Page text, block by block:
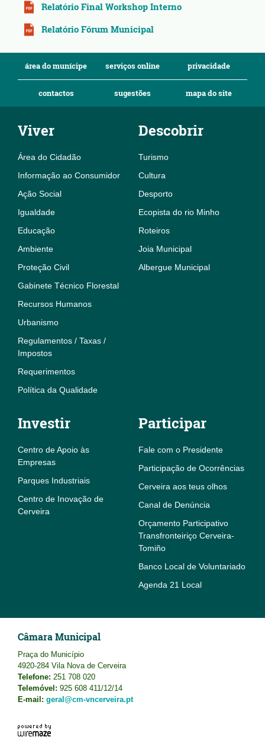
Relatório Final Workshop Interno
Relatório Fórum Municipal
área do munícipe serviços online privacidade
contactos sugestões mapa do site
Viver
Área do Cidadão
Informação ao Consumidor
Ação Social
Igualdade
Educação
Ambiente
Proteção Civil
Gabinete Técnico Florestal
Recursos Humanos
Urbanismo
Regulamentos / Taxas /
Impostos
Requerimentos
Política da Qualidade
Descobrir
Turismo
Cultura
Desporto
Ecopista do rio Minho
Roteiros
Joia Municipal
Albergue Municipal
Investir
Centro de Apoio às
Empresas
Parques Industriais
Centro de Inovação de
Cerveira
Participar
Fale com o Presidente
Participação de Ocorrências
Cerveira aos teus olhos
Canal de Denúncia
Orçamento Participativo
Transfronteiriço Cerveira-
Tomiño
Banco Local de Voluntariado
Agenda 21 Local
Câmara Municipal
Praça do Município
4920-284 Vila Nova de Cerveira
Telefone: 251 708 020
Telemóvel: 925 608 411/12/14
E-mail: geral@cm-vncerveira.pt